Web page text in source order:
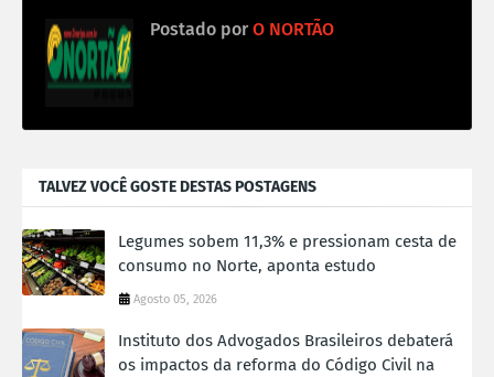
Postado por O NORTÃO
TALVEZ VOCÊ GOSTE DESTAS POSTAGENS
Legumes sobem 11,3% e pressionam cesta de
consumo no Norte, aponta estudo
Agosto 05, 2026
Instituto dos Advogados Brasileiros debaterá
os impactos da reforma do Código Civil na